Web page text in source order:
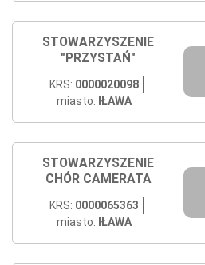
STOWARZYSZENIE
"PRZYSTAŃ"
KRS: 0000020098
miasto: IŁAWA
STOWARZYSZENIE
CHÓR CAMERATA
KRS: 0000065363
miasto: IŁAWA